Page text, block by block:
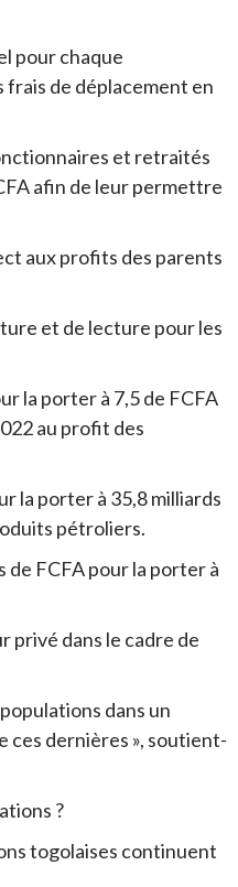
pour chaque
frais de déplacement en
et retraités
afin de leur permettre
aux profits des parents
et de lecture pour les
la porter à 7,5 de FCFA
au profit des
la porter à 35,8 milliards
pétroliers.
FCFA pour la porter à
privé dans le cadre de
dans un
ces dernières », soutient-
?
togolaises continuent